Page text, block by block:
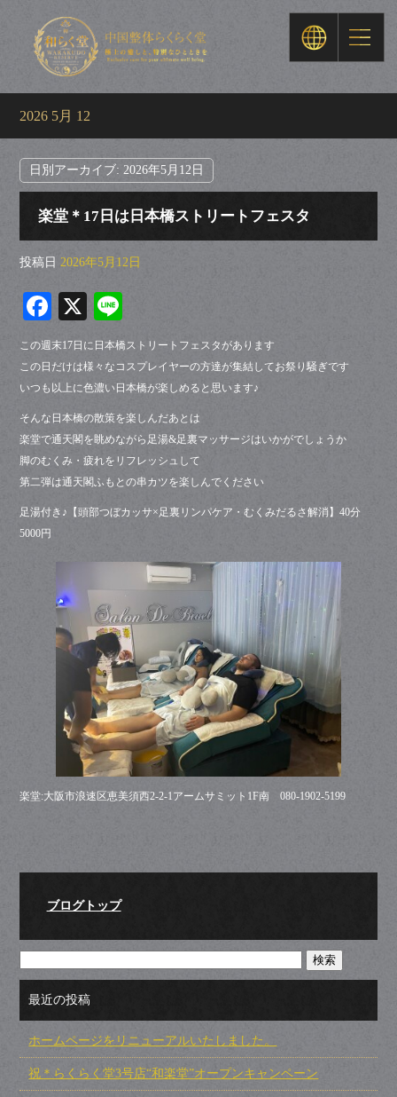
2026 5月 12
日別アーカイブ:2026年5月12日
楽堂＊17日は日本橋ストリートフェスタ
投稿日 2026年5月12日
Fa
ce
bo
ok
X
ne
この週末17日に日本橋ストリートフェスタがあります
この日だけは様々なコスプレイヤーの方達が集結してお祭り騒ぎです
いつも以上に色濃い日本橋が楽しめると思います♪
そんな日本橋の散策を楽しんだあとは
楽堂で通天閣を眺めながら足湯&足裏マッサージはいかがでしょうか
脚のむくみ・疲れをリフレッシュして
第二弾は通天閣ふもとの串カツを楽しんでください
足湯付き♪【頭部つぼカッサ×足裏リンパケア・むくみだるさ解消】40分
5000円
楽堂:大阪市浪速区恵美須西2-2-1アームサミット1F南 080-1902-5199
ブログトップ
最近の投稿
ホームページをリニューアルいたしました。
祝＊らくらく堂3号店“和楽堂”オープンキャンペーン